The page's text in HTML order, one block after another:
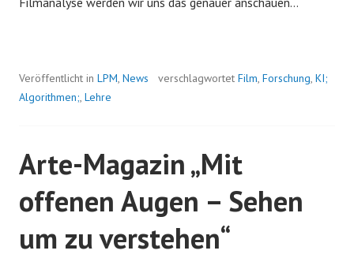
Veröffentlicht in LPM, News verschlagwortet Film, Forschung, KI;
Algorithmen;, Lehre
Arte-Magazin „Mit
offenen Augen – Sehen
um zu verstehen“